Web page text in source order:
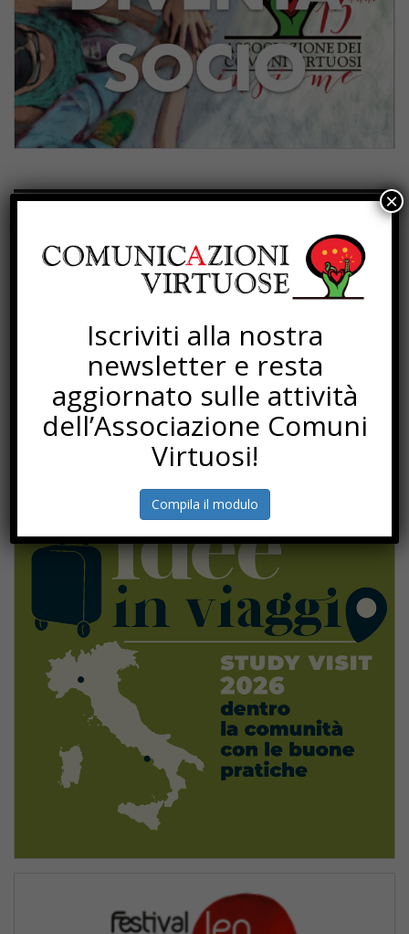
PROGETTI
Iscriviti alla nostra
newsletter e resta
aggiornato sulle attività
dell’Associazione Comuni
Virtuosi!
Compila il modulo
×